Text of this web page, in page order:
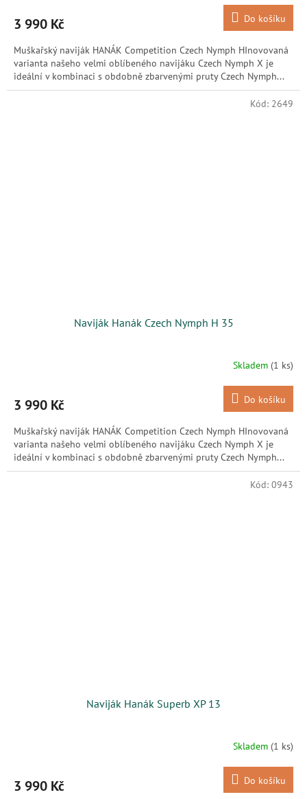
3 990 Kč Do košíku
Muškařský naviják HANÁK Competition Czech Nymph HInovovaná
varianta našeho velmi oblíbeného navijáku Czech Nymph X je
ideální v kombinaci s obdobně zbarvenými pruty Czech Nymph...
Naviják Hanák Czech Nymph H 35
Skladem (1 ks)
3 990 Kč Do košíku
Muškařský naviják HANÁK Competition Czech Nymph HInovovaná
varianta našeho velmi oblíbeného navijáku Czech Nymph X je
ideální v kombinaci s obdobně zbarvenými pruty Czech Nymph...
Kód: 2649
Naviják Hanák Superb XP 13
Skladem (1 ks)
3 990 Kč Do košíku
Kód: 0943